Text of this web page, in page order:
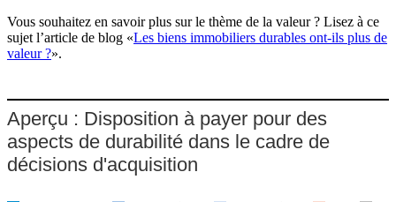
Vous souhaitez en savoir plus sur le thème de la valeur ? Lisez à ce
sujet l’article de blog «Les biens immobi­liers durables ont-ils plus de
valeur ?».